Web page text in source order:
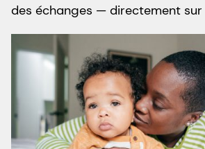
des échanges — directement sur